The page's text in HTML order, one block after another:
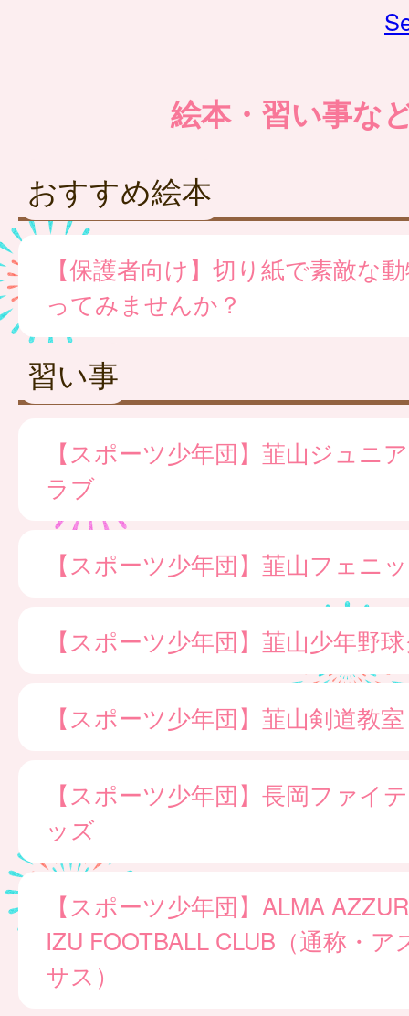
絵本・習い事な
おすすめ絵本
【保護者向け】切り紙で素敵な
ってみませんか？
習い事
【スポーツ少年団】韮山ジュニ
ラブ
【スポーツ少年団】韮山フェニ
【スポーツ少年団】韮山少年野
【スポーツ少年団】韮山剣道教室
【スポーツ少年団】長岡ファイ
ッズ
【スポーツ少年団】ALMA
IZU FOOTBALL CLUB（通称・
サス）